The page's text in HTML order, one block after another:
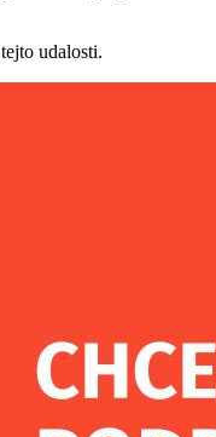
udalosti.